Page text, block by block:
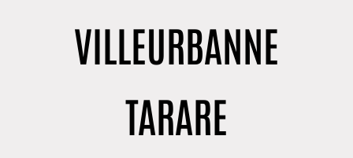
VILLEURBANNE
TARARE